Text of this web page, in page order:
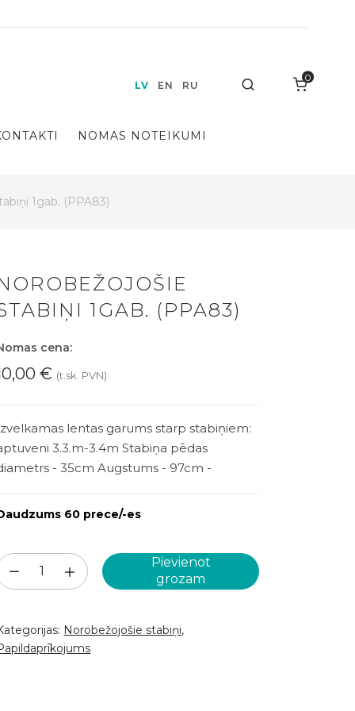
NOMAS NOTEIKUMI
LV EN RU
0
1gab. (PPA83)
1GAB. (PPA83)
cena:
€ (t.sk. PVN)
lentas garums starp stabiņiem:
3.3.m-3.4m Stabiņa pēdas
- 35cm Augstums - 97cm -
60 prece/-es
Norobežojošie
stabiņi
(PPA83)
daudzums
Pievienot
grozam
Norobežojošie stabiņi,